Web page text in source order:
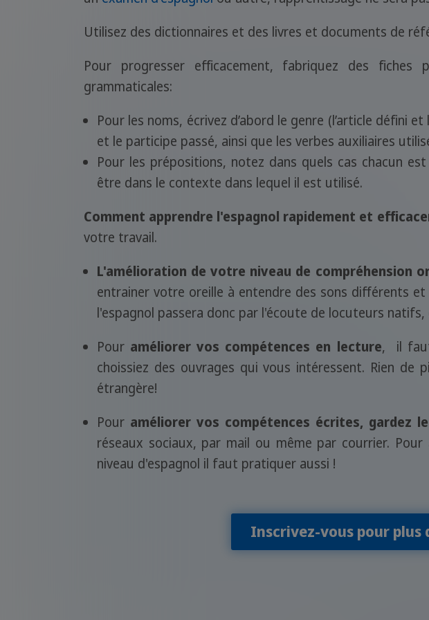
Utilisez des dictionnaires et des livres et documents de
Pour progresser efficacement, fabriquez des
grammaticales:
Pour les noms, écrivez d’abord le genre (l’article défini
et le participe passé, ainsi que les verbes auxiliaires
Pour les prépositions, notez dans quels cas chacun
être dans le contexte dans lequel il est utilisé.
Comment apprendre l'espagnol rapidement et
votre travail.
L'amélioration de votre niveau de compréhension
entrainer votre oreille à entendre des sons différents
l'espagnol passera donc par l'écoute de locuteurs
Pour améliorer vos compétences en lecture, il faut
choissiez des ouvrages qui vous intéressent. Rien
étrangère!
Pour améliorer vos compétences écrites, gardez
réseaux sociaux, par mail ou même par courrier.
niveau d'espagnol il faut pratiquer aussi !
Inscrivez-vous pour plus